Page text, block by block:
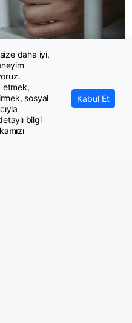
artırımı hem de
daha iyi,
etmek,
sosyal
bilgi
Kabul Et